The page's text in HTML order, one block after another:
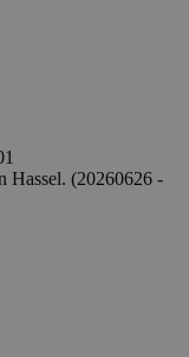
Hassel. (20260626 -